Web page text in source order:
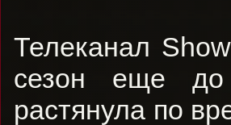
Телеканал
сезон еще до
растянула по